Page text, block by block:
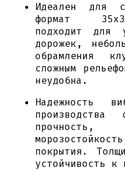
Идеален для
формат
подходит для
дорожек,
обрамления
сложным
неудобна.
Надежность
производства
прочность,
покрытия.
устойчивость к